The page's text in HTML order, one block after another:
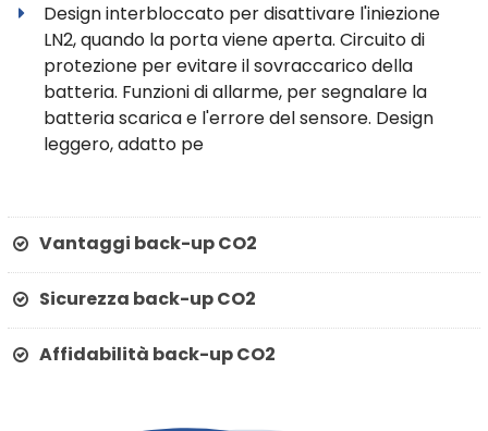
Design interbloccato per disattivare l'iniezione
LN2, quando la porta viene aperta. Circuito di
protezione per evitare il sovraccarico della
batteria. Funzioni di allarme, per segnalare la
batteria scarica e l'errore del sensore. Design
leggero, adatto pe
Vantaggi back-up CO2
Sicurezza back-up CO2
Affidabilità back-up CO2